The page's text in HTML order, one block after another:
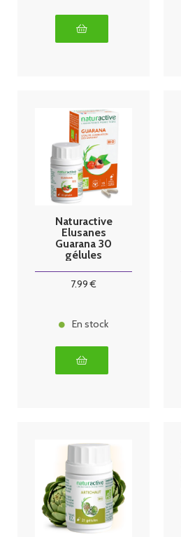
Naturactive
Elusanes
Guarana 30
gélules
7.99 €
En stock